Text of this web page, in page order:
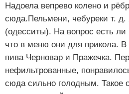
Надоела вепрево колено и
сюда.Пельмени, чебуреки т.
(одесситы). На вопрос есть ли
что в меню они для прикола.
пива Черновар и Пражечка.
нефильтрованные,
сюда сильно голодным. Такое